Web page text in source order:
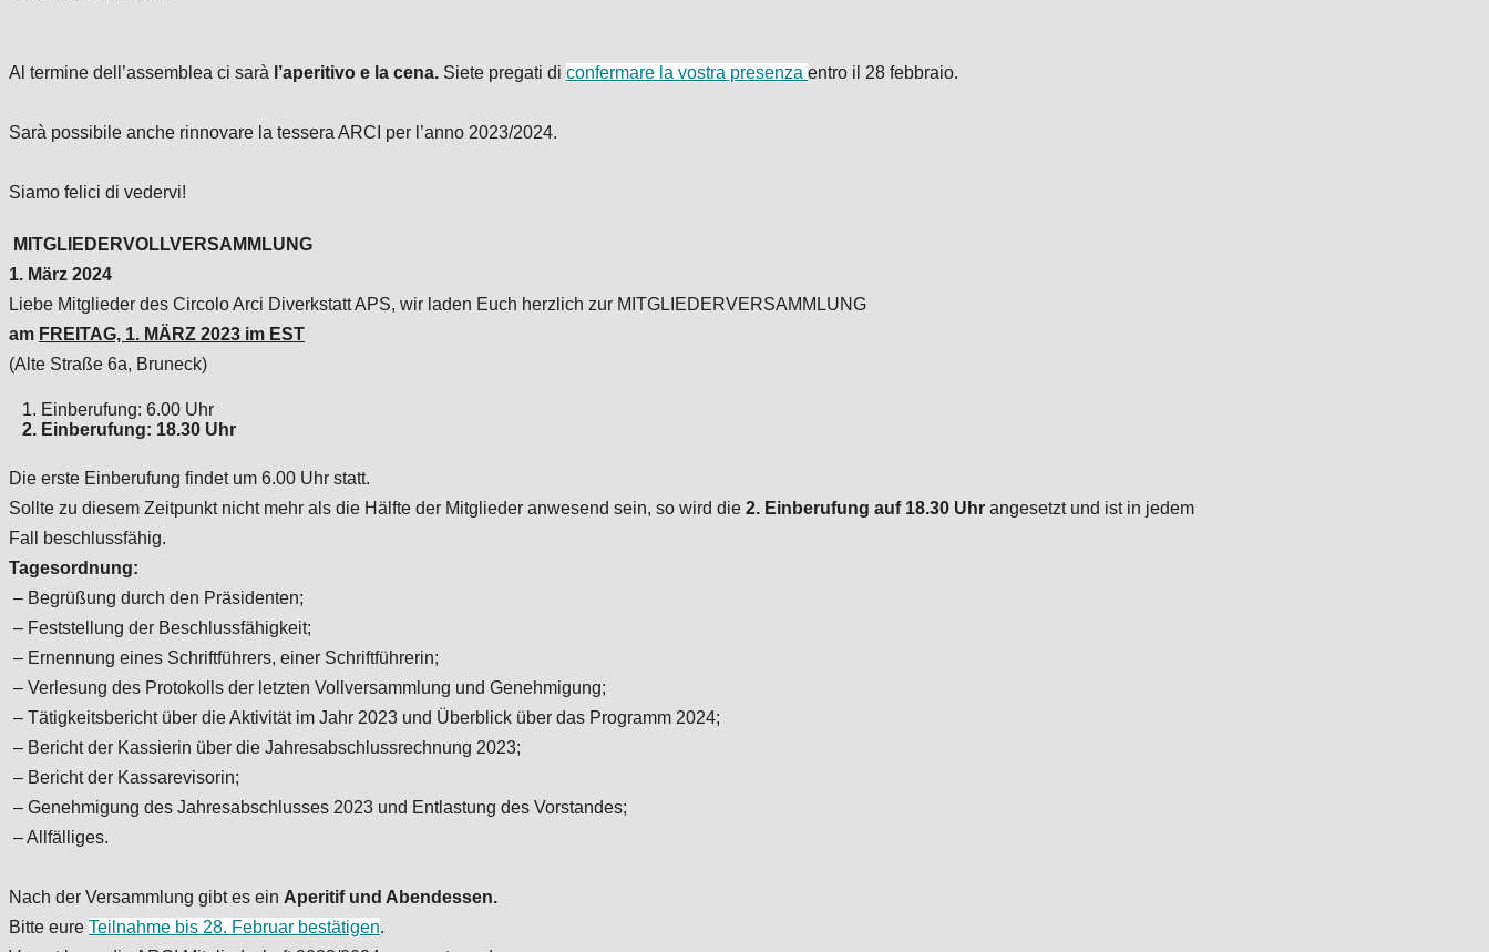
Al termine dell’assemblea ci sarà l’aperitivo e la cena. Siete pregati di confermare la vostra presenza entro il 28 febbraio.
Sarà possibile anche rinnovare la tessera ARCI per l’anno 2023/2024.
Siamo felici di vedervi!
MITGLIEDERVOLLVERSAMMLUNG
1. März 2024
Liebe Mitglieder des Circolo Arci Diverkstatt APS, wir laden Euch herzlich zur MITGLIEDERVERSAMMLUNG
am FREITAG, 1. MÄRZ 2023 im EST
(Alte Straße 6a, Bruneck)
1. Einberufung: 6.00 Uhr
2. Einberufung: 18.30 Uhr
Die erste Einberufung findet um 6.00 Uhr statt.
Sollte zu diesem Zeitpunkt nicht mehr als die Hälfte der Mitglieder anwesend sein, so wird die 2. Einberufung auf 18.30 Uhr angesetzt und ist in jedem
Fall beschlussfähig.
Tagesordnung:
– Begrüßung durch den Präsidenten;
– Feststellung der Beschlussfähigkeit;
– Ernennung eines Schriftführers, einer Schriftführerin;
– Verlesung des Protokolls der letzten Vollversammlung und Genehmigung;
– Tätigkeitsbericht über die Aktivität im Jahr 2023 und Überblick über das Programm 2024;
– Bericht der Kassierin über die Jahresabschlussrechnung 2023;
– Bericht der Kassarevisorin;
– Genehmigung des Jahresabschlusses 2023 und Entlastung des Vorstandes;
– Allfälliges.
Nach der Versammlung gibt es ein Aperitif und Abendessen.
Bitte eure Teilnahme bis 28. Februar bestätigen.